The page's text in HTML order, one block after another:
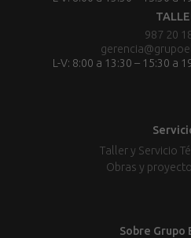
987 20
L-V: 8:00 a 13:30 – 15:30 a
Taller y Servicio
Obras y
Sobre Grupo